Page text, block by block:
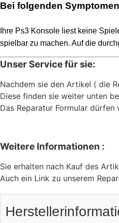
Bei folgenden
Ihre Ps3 Konsole liest keine
spielbar zu machen. Auf die
Unser Service für sie:
Nachdem sie den Artikel ( die
Diese finden sie weiter unten
Das Reparatur Formular
Weitere Informationen :
Sie erhalten nach Kauf des
Auch ein Link zu unserem